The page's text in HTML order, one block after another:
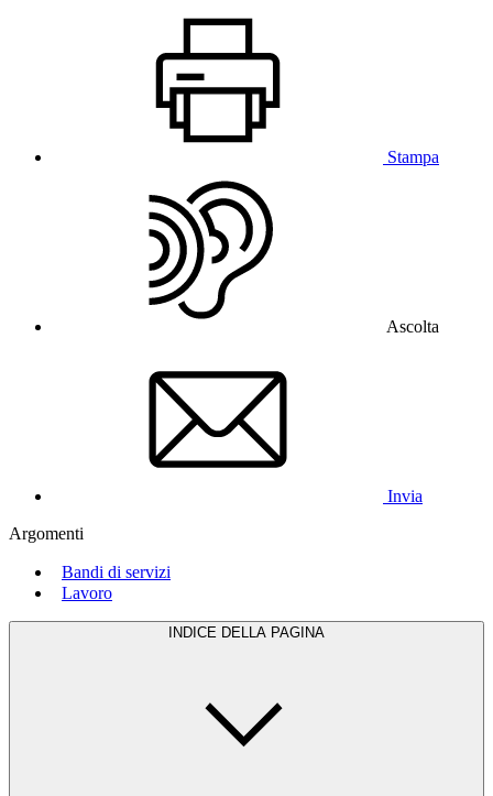
Stampa
Ascolta
Invia
Argomenti
Bandi di servizi
Lavoro
INDICE DELLA PAGINA